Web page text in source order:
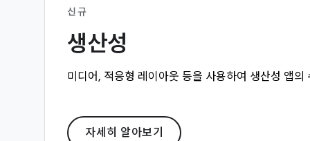
신규
생산성
미디어, 적응형 레이아웃 등을 사용하여 생산성 앱의
자세히 알아보기